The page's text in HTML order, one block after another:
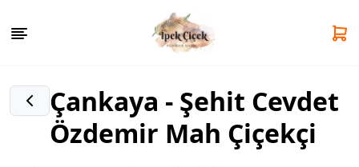
Çankaya - Şehit Cevdet
Özdemir Mah Çiçekçi